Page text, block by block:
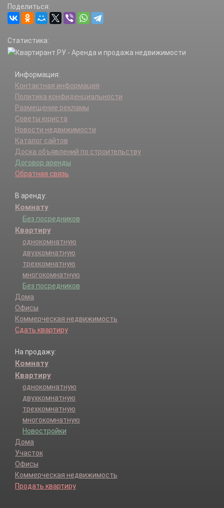
Поделиться:
Статистика:
Информация:
Контактная информация
Политика конфиденциальности
Размещение рекламы
Советы юриста
Новости недвижимости
Каталог сайтов
Доска объявлений по строительству
Договор аренды
Обратная связь
В аренду:
Комнату
Без посредников
Квартиру
однокомнатную
двухкомнатную
трехкомнатную
многокомнатную
Без посредников
Дома
Офисы
Коммерческая недвижимость
Сдать квартиру
На продажу:
Комнату
Квартиру
однокомнатную
двухкомнатную
трехкомнатную
многокомнатную
Новостройки
Дома
Участок
Офисы
Коммерческая недвижимость
Продать квартиру